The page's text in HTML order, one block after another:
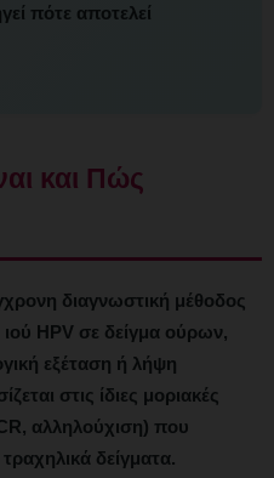
πότε αποτελεί
και Πώς
διαγνωστική μέθοδος
HPV σε δείγμα ούρων,
εξέταση ή λήψη
στις ίδιες μοριακές
αλληλούχιση) που
δείγματα.